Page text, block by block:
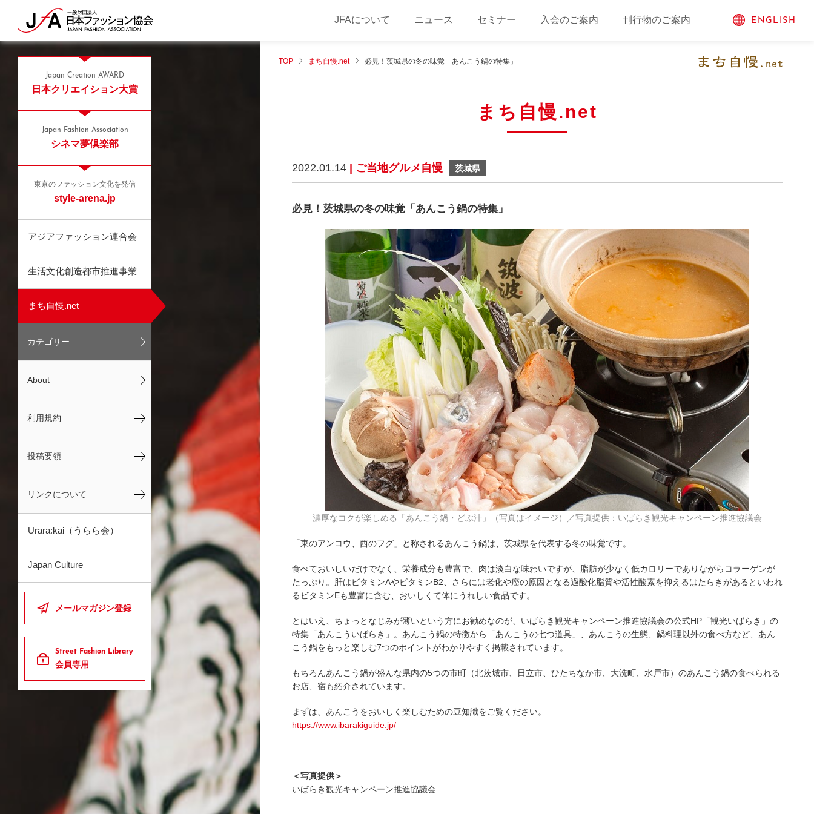
JFAについて ニュース セミナー 入会のご案内 刊行物のご案内 ENGLISH
Japan Creation AWARD
日本クリエイション大賞
Japan Fashion Association
シネマ夢倶楽部
東京のファッション文化を発信
style-arena.jp
アジアファッション連合会
生活文化創造都市推進事業
まち自慢.net
カテゴリー
About
利用規約
投稿要領
リンクについて
Urara:kai（うらら会）
Japan Culture
メールマガジン登録
Street Fashion Library
会員専用
TOP まち自慢.net 必見！茨城県の冬の味覚「あんこう鍋の特集」
まち自慢.net
2022.01.14 | ご当地グルメ自慢 茨城県
必見！茨城県の冬の味覚「あんこう鍋の特集」
濃厚なコクが楽しめる「あんこう鍋・どぶ汁」（写真はイメージ）／写真提供：いばらき観光キャンペーン推進協議会
「東のアンコウ、西のフグ」と称されるあんこう鍋は、茨城県を代表する冬の味覚です。
食べておいしいだけでなく、栄養成分も豊富で、肉は淡白な味わいですが、脂肪が少なく低カロリーでありながらコラーゲンが
たっぷり。肝はビタミンAやビタミンB2、さらには老化や癌の原因となる過酸化脂質や活性酸素を抑えるはたらきがあるといわれ
るビタミンEも豊富に含む、おいしくて体にうれしい食品です。
とはいえ、ちょっとなじみが薄いという方にお勧めなのが、いばらき観光キャンペーン推進協議会の公式HP「観光いばらき」の
特集「あんこういばらき」。あんこう鍋の特徴から「あんこうの七つ道具」、あんこうの生態、鍋料理以外の食べ方など、あん
こう鍋をもっと楽しむ7つのポイントがわかりやすく掲載されています。
もちろんあんこう鍋が盛んな県内の5つの市町（北茨城市、日立市、ひたちなか市、大洗町、水戸市）のあんこう鍋の食べられる
お店、宿も紹介されています。
まずは、あんこうをおいしく楽しむための豆知識をご覧ください。
https://www.ibarakiguide.jp/
＜写真提供＞
いばらき観光キャンペーン推進協議会